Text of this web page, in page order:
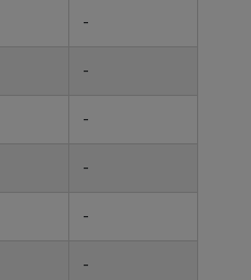
-
-
-
-
-
-